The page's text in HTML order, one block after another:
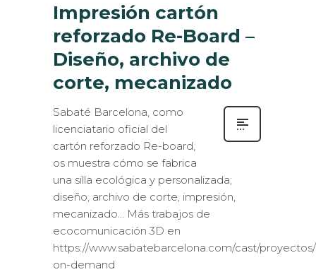
Impresión cartón
reforzado Re-Board –
Diseño, archivo de
corte, mecanizado
Sabaté Barcelona, como
licenciatario oficial del
cartón reforzado Re-board,
os muestra cómo se fabrica
una silla ecológica y personalizada;
diseño, archivo de corte, impresión,
mecanizado… Más trabajos de
ecocomunicación 3D en
https://www.sabatebarcelona.com/cast/
on-demand